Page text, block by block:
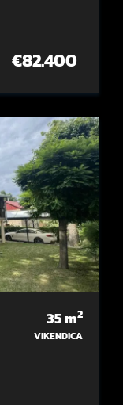
€82.400
35m2
VIKENDICA